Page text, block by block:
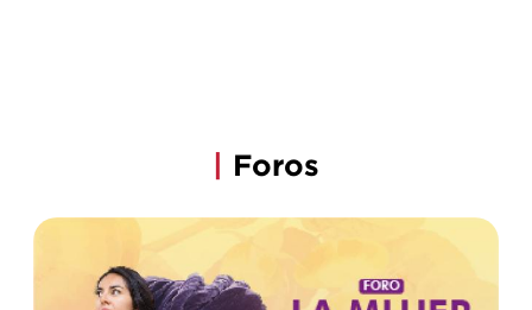
Foros